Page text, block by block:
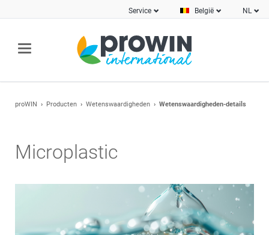
NL
België
Service
proWIN Producten Wetenswaardigheden Wetenswaardigheden-details
Microplastic